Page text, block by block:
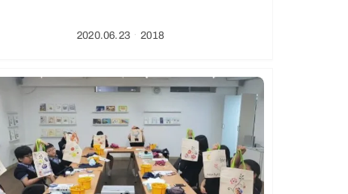
2020.06.23ㆍ2018